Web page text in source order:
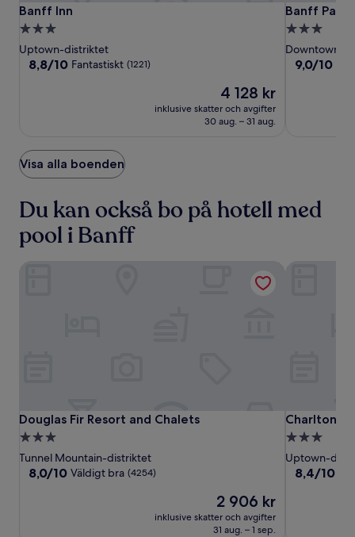
Banff
Inn
Banff
Inn
Banff Inn
Banff Inn
3.0-
stjärnigt
boende
Uptown-distriktet
8.8
8,8/10 Fantastiskt (1221)
Priset
4 128 kr
4 128 kr
inklusive skatter och avgifter
30 aug. – 31 aug.
Banff
Park
Lodge
Banff Park
Banff Park
3.0-
stjärnigt
boende
Downtown-
9.0
9,0/10
Visa alla boenden
Du kan också bo på hotell med
pool i Banff
Douglas
Fir
Resort
and
Chalets
Douglas
Fir
Resort
and
Chalets
Douglas Fir Resort and Chalets
Douglas Fir Resort and Chalets
3.0-
stjärnigt
boende
Tunnel Mountain-distriktet
8.0
8,0/10 Väldigt bra (4254)
Priset
2 906 kr
2 906 kr
inklusive skatter och avgifter
31 aug. – 1 sep.
Douglas Fir Resort and Chalets
Charltons
Banff
Charltons
Charltons
3.0-
stjärnigt
boende
Uptown-
8.4
8,4/10
Charltons